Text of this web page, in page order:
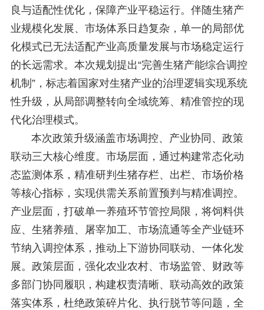
良与适配性优化，保障产业平稳运行。伴随生猪产
业规模化发展、市场体系日趋复杂，单一的局部优
化模式已无法适配产业高质量发展与市场稳定运行
的长远需求。本次规划提出“完善生猪产能综合调控
机制”，标志着国家对生猪产业的治理逻辑实现系统
性升级，从局部调整转向全域统筹、精准管控的现
代化治理模式。
本次政策升级涵盖市场调控、产业协同、政策
联动三大核心维度。市场层面，通过构建常态化动
态监测体系，精准研判生猪存栏、出栏、市场价格
等核心指标，实现供需关系前置预判与精准调控。
产业层面，打破单一养殖环节管控局限，将饲料供
应、生猪养殖、屠宰加工、市场流通等全产业链环
节纳入调控体系，推动上下游协同联动、一体化发
展。政策层面，强化农业农村、市场监管、财政等
多部门协同履职，构建权责清晰、联动高效的政策
落实体系，杜绝政策碎片化、执行脱节等问题，全